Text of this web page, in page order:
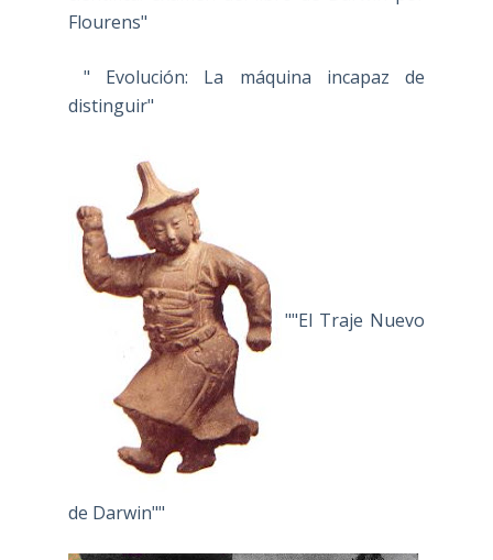
Flourens"
" Evolución: La máquina incapaz de
distinguir"
""El Traje Nuevo
de Darwin""